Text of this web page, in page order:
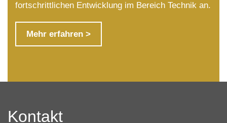
fortschrittlichen Entwicklung im Bereich Technik an.
Mehr erfahren >
Kontakt